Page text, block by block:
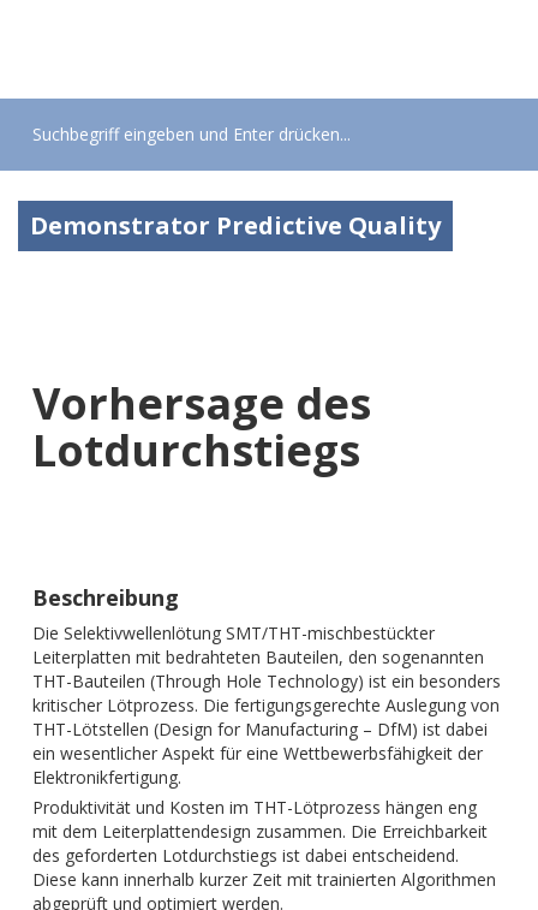
Demonstrator Predictive Quality
Vorhersage des
Lotdurchstiegs
Beschreibung
Die Selektivwellenlötung SMT/THT-mischbestückter
Leiterplatten mit bedrahteten Bauteilen, den sogenannten
THT-Bauteilen (Through Hole Technology) ist ein besonders
kritischer Lötprozess. Die fertigungsgerechte Auslegung von
THT-Lötstellen (Design for Manufacturing – DfM) ist dabei
ein wesentlicher Aspekt für eine Wettbewerbsfähigkeit der
Elektronikfertigung.
Produktivität und Kosten im THT-Lötprozess hängen eng
mit dem Leiterplattendesign zusammen. Die Erreichbarkeit
des geforderten Lotdurchstiegs ist dabei entscheidend.
Diese kann innerhalb kurzer Zeit mit trainierten Algorithmen
abgeprüft und optimiert werden.